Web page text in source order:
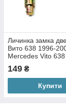
Личинка замка
Вито 638 1996-
Mercedes Vito 638
149 ₴
Купити